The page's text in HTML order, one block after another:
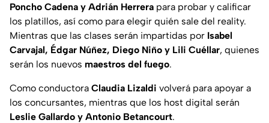
Poncho Cadena y Adrián Herrera para probar y calificar
los platillos, así como para elegir quién sale del reality.
Mientras que las clases serán impartidas por Isabel
Carvajal, Édgar Núñez, Diego Niño y Lili Cuéllar, quienes
serán los nuevos maestros del fuego.
Como conductora Claudia Lizaldi volverá para apoyar a
los concursantes, mientras que los host digital serán
Leslie Gallardo y Antonio Betancourt.